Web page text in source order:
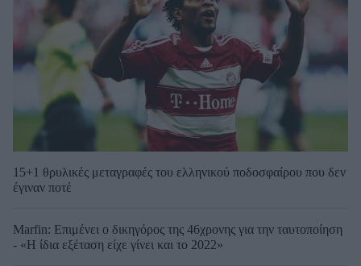
15+1 θρυλικές μεταγραφές του ελληνικού ποδοσφαίρου που δεν
έγιναν ποτέ
Marfin: Επιμένει ο δικηγόρος της 46χρονης για την ταυτοποίηση
- «Η ίδια εξέταση είχε γίνει και το 2022»